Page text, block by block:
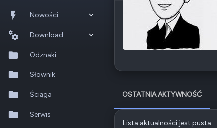
Ostatnia aktywność
Nowe posty
Popularne
Szukaj na forum
Nowości
Nowe posty
Wszystkie posty
Nowe zasoby
Ostatnia aktywność
Download
Szukaj zasobów
Odznaki
Słownik
Ściąga
Serwis
OSTATNIA AKTYWNOŚĆ
Lista aktualności jest pusta.